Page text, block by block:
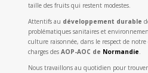
taille des fruits qui restent modestes.
Attentifs au développement durable
problématiques sanitaires et
culture raisonnée, dans le respect de
charges desAOP-AOC de Normandie.
Nous travaillons au quotidien pour trouver